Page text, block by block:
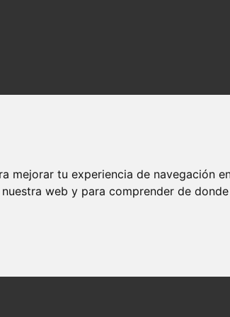
mejorar tu experiencia de navegación
web y para comprender de